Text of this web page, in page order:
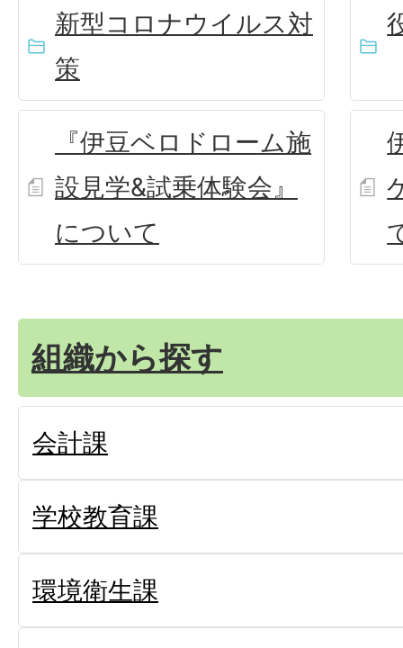
新型コロナウイルス対
策
『伊豆ベロドローム施
設見学&試乗体験会』
について
組織から探す
会計課
学校教育課
環境衛生課